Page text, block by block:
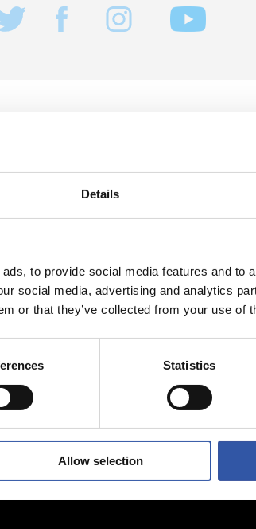
Details
to provide social media features and to
social media, advertising and analytics
or that they’ve collected from your use of
Statistics
Allow selection
Merci
Macron !